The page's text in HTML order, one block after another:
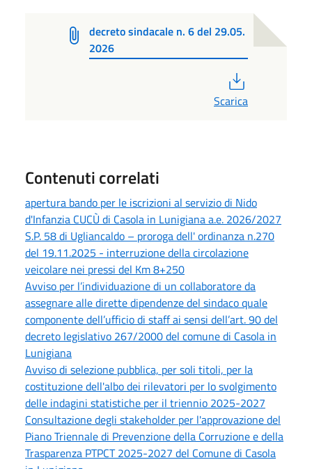
decreto sindacale n. 6 del 29.05.
2026
Scarica
Contenuti correlati
apertura bando per le iscrizioni al servizio di Nido
d'Infanzia CUCÙ di Casola in Lunigiana a.e. 2026/2027
S.P. 58 di Ugliancaldo – proroga dell' ordinanza n.270
del 19.11.2025 - interruzione della circolazione
veicolare nei pressi del Km 8+250
Avviso per l’individuazione di un collaboratore da
assegnare alle dirette dipendenze del sindaco quale
componente dell’ufficio di staff ai sensi dell’art. 90 del
decreto legislativo 267/2000 del comune di Casola in
Lunigiana
Avviso di selezione pubblica, per soli titoli, per la
costituzione dell'albo dei rilevatori per lo svolgimento
delle indagini statistiche per il triennio 2025-2027
Consultazione degli stakeholder per l'approvazione del
Piano Triennale di Prevenzione della Corruzione e della
Trasparenza PTPCT 2025-2027 del Comune di Casola